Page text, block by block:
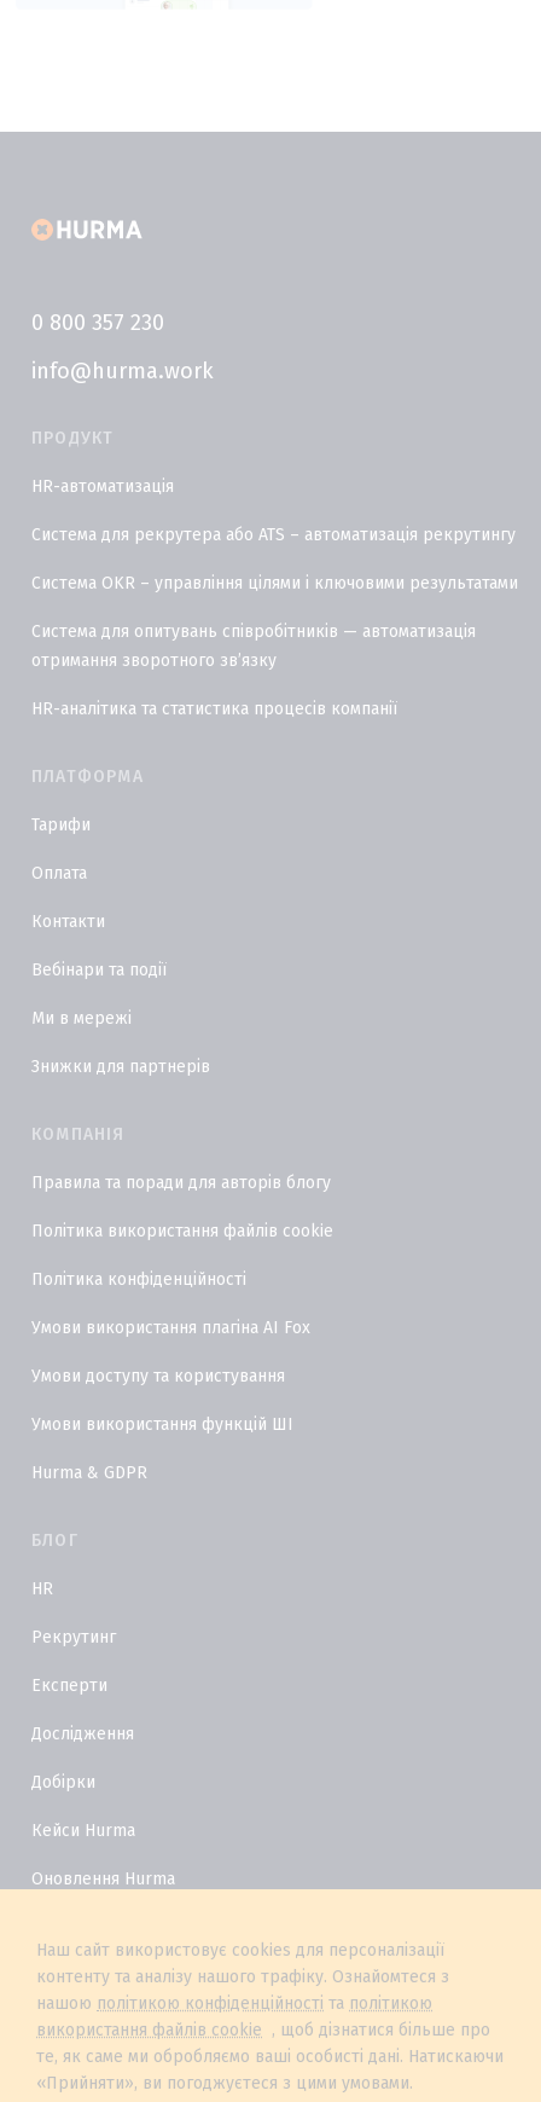
0 800 357 230
info@hurma.work
ПРОДУКТ
HR-автоматизація
Система для рекрутера або ATS – автоматизація рекрутингу
Система OKR – управління цілями і ключовими результатами
Система для опитувань співробітників — автоматизація
отримання зворотного звʼязку
HR-аналітика та статистика процесів компанії
ПЛАТФОРМА
Тарифи
Оплата
Контакти
Вебінари та події
Ми в мережі
Знижки для партнерів
КОМПАНІЯ
Правила та поради для авторів блогу
Політика використання файлів cookie
Політика конфіденційності
Умови використання плагіна AI Fox
Умови доступу та користування
Умови використання функцій ШІ
Hurma & GDPR
БЛОГ
HR
Рекрутинг
Експерти
Дослідження
Добірки
Кейси Hurma
Оновлення Hurma
Наш сайт використовує cookies для персоналізації
контенту та аналізу нашого трафіку. Ознайомтеся з
нашою політикою конфіденційності та політикою
використання файлів cookie , щоб дізнатися більше про
те, як саме ми обробляємо ваші особисті дані. Натискаючи
«Прийняти», ви погоджуєтеся з цими умовами.